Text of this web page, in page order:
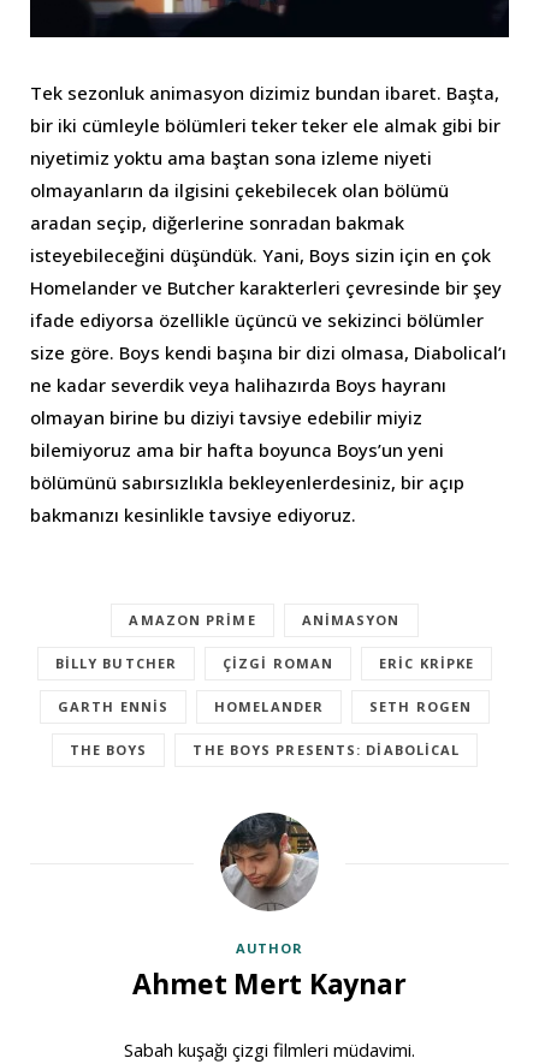
Tek sezonluk animasyon dizimiz bundan ibaret. Başta,
bir iki cümleyle bölümleri teker teker ele almak gibi bir
niyetimiz yoktu ama baştan sona izleme niyeti
olmayanların da ilgisini çekebilecek olan bölümü
aradan seçip, diğerlerine sonradan bakmak
isteyebileceğini düşündük. Yani, Boys sizin için en çok
Homelander ve Butcher karakterleri çevresinde bir şey
ifade ediyorsa özellikle üçüncü ve sekizinci bölümler
size göre. Boys kendi başına bir dizi olmasa, Diabolical’ı
ne kadar severdik veya halihazırda Boys hayranı
olmayan birine bu diziyi tavsiye edebilir miyiz
bilemiyoruz ama bir hafta boyunca Boys’un yeni
bölümünü sabırsızlıkla bekleyenlerdesiniz, bir açıp
bakmanızı kesinlikle tavsiye ediyoruz.
AMAZON PRIME ANIMASYON
BILLY BUTCHER ÇIZGI ROMAN ERIC KRIPKE
GARTH ENNIS HOMELANDER SETH ROGEN
THE BOYS THE BOYS PRESENTS: DIABOLICAL
AUTHOR
Ahmet Mert Kaynar
Sabah kuşağı çizgi filmleri müdavimi.